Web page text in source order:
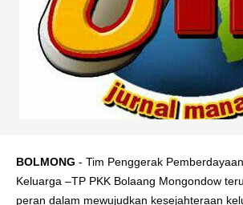
BOLMONG - Tim Penggerak
Keluarga –TP PKK Bolaang Mongondow
peran dalam mewujudkan kesejahteraan